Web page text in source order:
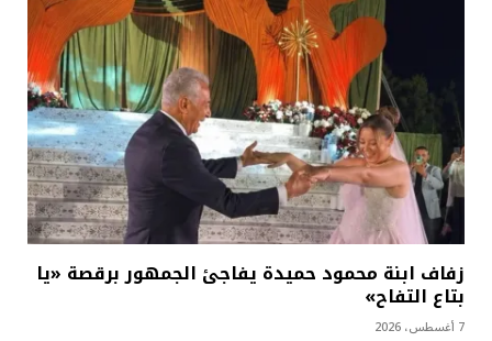
زفاف ابنة محمود حميدة يفاجئ الجمهور برقصة «يا
بتاع التفاح»
7 أغسطس، 2026